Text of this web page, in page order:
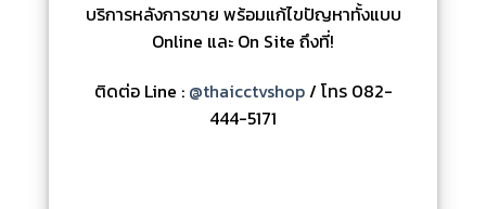
บริการหลังการขาย พร้อมแก้ไขปัญหาทั้งแบบ
Online และ On Site ถึงที่!
ติดต่อ Line : @thaicctvshop/ โทร 082-
444-5171